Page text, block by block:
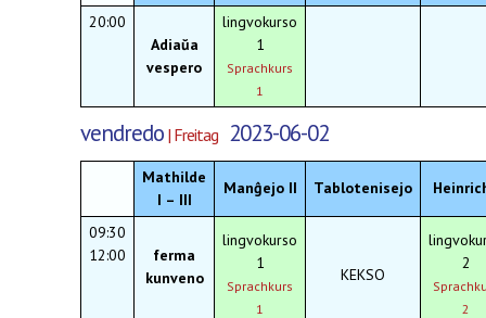
20:00
Adiaŭa
vespero
lingvokurso
1
Sprachkurs
1
vendredo | Freitag 2023-06-02
Mathilde
I – III
Manĝejo II Tablotenisejo
09:30
12:00
ferma
kunveno
lingvokurso
1
Sprachkurs
1
KEKSO
2
2